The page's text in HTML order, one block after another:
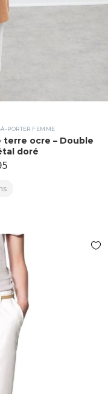
À-PORTER FEMME
ocre – Double
doré